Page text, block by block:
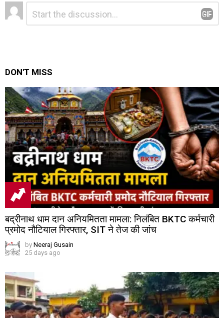
Leave
a
Reply
DON'T MISS
बद्रीनाथ धाम दान अनियमितता मामला: निलंबित BKTC कर्मचारी
प्रमोद नौटियाल गिरफ्तार, SIT ने तेज की जांच
by Neeraj Gusain
25 days ago